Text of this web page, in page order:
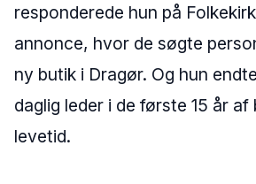
responderede hun på
annonce, hvor de søgte
ny butik i Dragør. Og hun
daglig leder i de første 15 år af
levetid.